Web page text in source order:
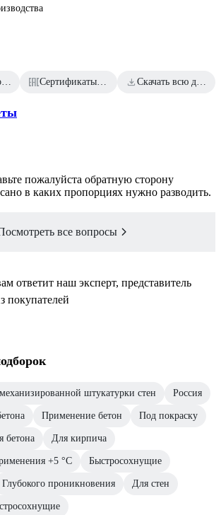
Скачать всю документацию
пожалуйста обратную сторону
в каких пропорциях нужно разводить.
все вопросы
ответит наш эксперт, представитель
покупателей
штукатурки стен Россия
Применение бетон Под покраску
бетона Для кирпича
+5 °С Быстросохнущие
Глубокого проникновения Для стен